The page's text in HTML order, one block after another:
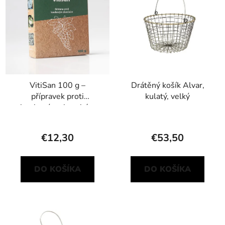
VitiSan 100 g –
přípravek proti
houbovým chorobám
€12,30
DO KOŠÍKA
Drátěný košík Alvar,
kulatý, velký
€53,50
DO KOŠÍKA